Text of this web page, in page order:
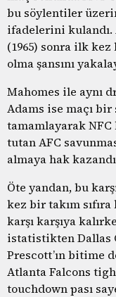
bu söylentiler
ifadelerini kulandı.
(1965) sonra ilk
olma şansını
Mahomes ile aynı
Adams ise maçı
tamamlayarak
tutan AFC
almaya hak
Öte yandan, bu
kez bir takım
karşı karşıya
istatistikten Dallas
Prescott’ın bitime
Atlanta Falcons
touchdown pası